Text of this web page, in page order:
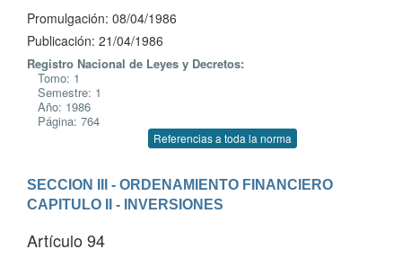
Promulgación: 08/04/1986
Publicación: 21/04/1986
Registro Nacional de Leyes y Decretos:
Tomo: 1
Semestre: 1
Año: 1986
Página: 764
Referencias a toda la norma
SECCION III - ORDENAMIENTO FINANCIERO
CAPITULO II - INVERSIONES
Artículo 94